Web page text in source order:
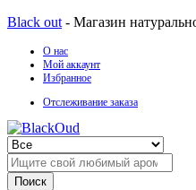
Black out - Магазин
О нас
Мой аккаунт
Избранное
Отслеживание заказа
Поиск